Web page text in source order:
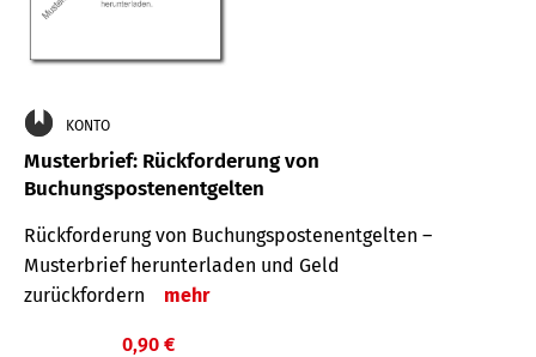
KONTO
Musterbrief: Rückforderung von
Buchungspostenentgelten
Rückforderung von Buchungspostenentgelten –
Musterbrief herunterladen und Geld
zurückfordern
mehr
0,90 €